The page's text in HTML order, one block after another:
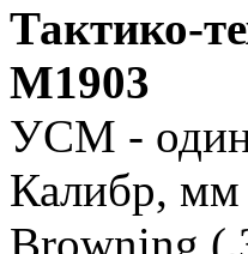
Тактико-
M1903
УСМ -
Калибр,
Browning